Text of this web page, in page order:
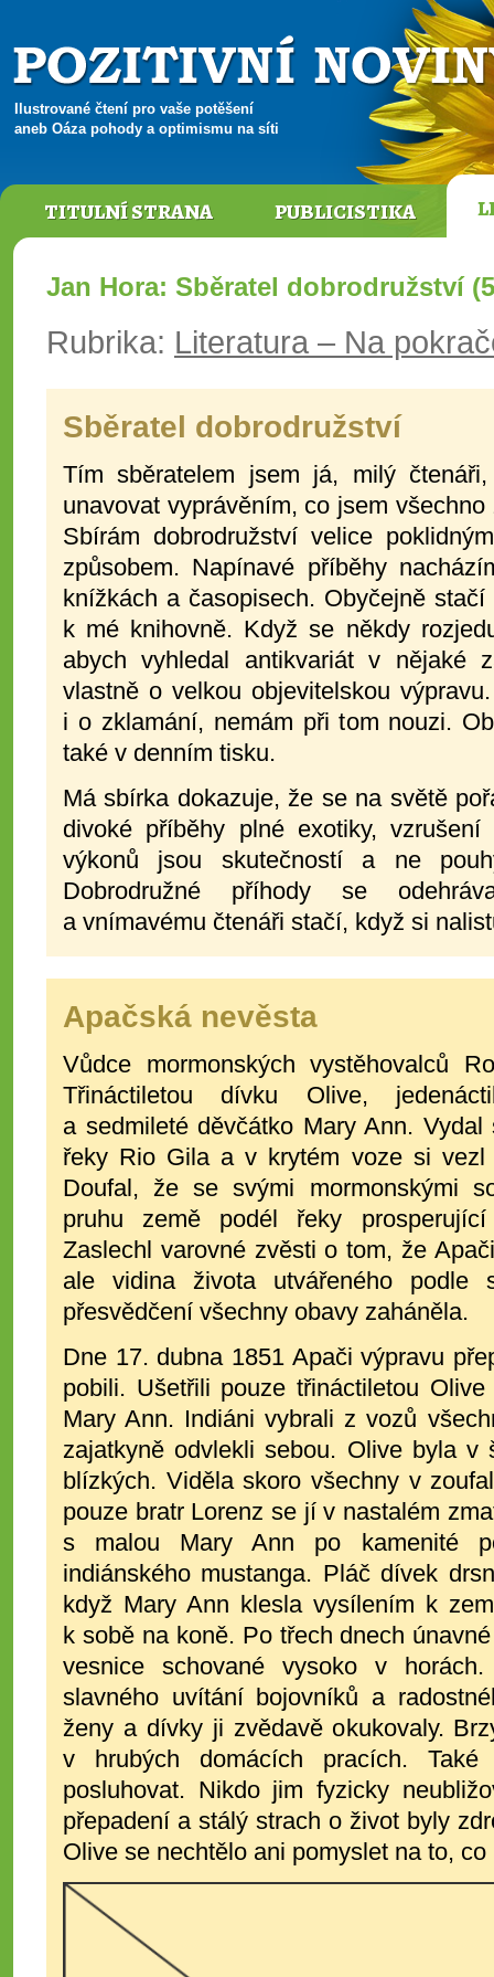
Ilustrované čtení pro vaše potěšení
aneb Oáza pohody a optimismu na síti
TITULNÍ STRANA PUBLICISTIKA
Jan Hora: Sběratel dobrodružství
Rubrika: Literatura – Na
Sběratel dobrodružství
Tím sběratelem jsem já, milý
unavovat vyprávěním, co jsem
Sbírám dobrodružství velice
způsobem. Napínavé příběhy
knížkách a časopisech. Obyčejně
k mé knihovně. Když se někdy
abych vyhledal antikvariát v nějaké
vlastně o velkou objevitelskou
i o zklamání, nemám při tom nouzi.
také v denním tisku.
Má sbírka dokazuje, že se na světě
divoké příběhy plné exotiky, vzrušení
výkonů jsou skutečností a ne
Dobrodružné příhody se
a vnímavému čtenáři stačí, když si
Apačská nevěsta
Vůdce mormonských vystěhovalců
Třináctiletou dívku Olive,
a sedmileté děvčátko Mary Ann.
řeky Rio Gila a v krytém voze si vezl
Doufal, že se svými mormonskými
pruhu země podél řeky
Zaslechl varovné zvěsti o tom, že
ale vidina života utvářeného podle
přesvědčení všechny obavy zaháněla.
Dne 17. dubna 1851 Apači výpravu
pobili. Ušetřili pouze třináctiletou
Mary Ann. Indiáni vybrali z vozů
zajatkyně odvlekli sebou. Olive byla v
blízkých. Viděla skoro všechny v
pouze bratr Lorenz se jí v nastalém
s malou Mary Ann po kamenité
indiánského mustanga. Pláč dívek
když Mary Ann klesla vysílením k
k sobě na koně. Po třech dnech
vesnice schované vysoko v
slavného uvítání bojovníků a
ženy a dívky ji zvědavě okukovaly.
v hrubých domácích pracích.
posluhovat. Nikdo jim fyzicky
přepadení a stálý strach o život byly
Olive se nechtělo ani pomyslet na to,